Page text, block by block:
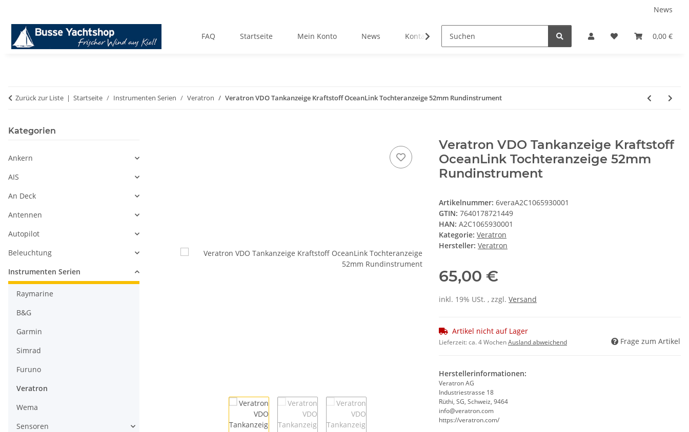
News
0,00 €
FAQ Startseite Mein Konto News Kontakt Karriere
Zurück zur Liste Startseite Instrumenten Serien Veratron Veratron VDO Tankanzeige Kraftstoff OceanLink Tochteranzeige 52mm Rundinstrument
Veratron VDO Tankanzeige Kraftstoff
OceanLink Tochteranzeige 52mm
Rundinstrument
Artikelnummer: 6veraA2C1065930001
GTIN: 7640178721449
HAN: A2C1065930001
Kategorie: Veratron
Hersteller: Veratron
65,00 €
inkl. 19% USt. , zzgl. Versand
Artikel nicht auf Lager
Lieferzeit:ca. 4 WochenAusland abweichend Frage zum Artikel
Herstellerinformationen:
Veratron AG
Industriestrasse 18
Rüthi, SG, Schweiz, 9464
info@veratron.com
https://veratron.com/
Kategorien
Ankern
AIS
An Deck
Antennen
Autopilot
Beleuchtung
Instrumenten Serien
Raymarine
B&G
Garmin
Simrad
Furuno
Veratron
Wema
Sensoren